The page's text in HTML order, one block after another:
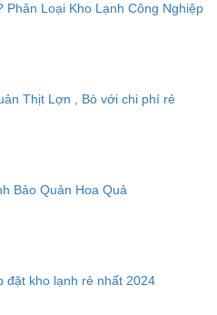
Phân Loại Kho Lạnh Công Nghiệp
Thịt Lợn , Bò với chi phí rẻ
Bảo Quản Hoa Quả
đặt kho lạnh rẻ nhất 2024